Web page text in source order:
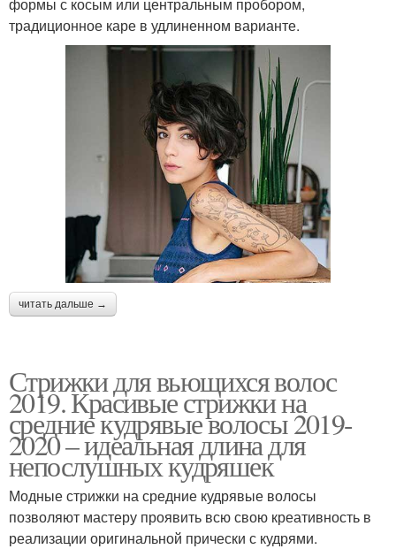
традиционное каре в удлиненном варианте.
читать дальше →
Стрижки для вьющихся волос
2019. Красивые стрижки на
средние кудрявые волосы 2019-
2020 – идеальная длина для
непослушных кудряшек
Модные стрижки на средние кудрявые волосы
позволяют мастеру проявить всю свою креативность в
реализации оригинальной прически с кудрями.